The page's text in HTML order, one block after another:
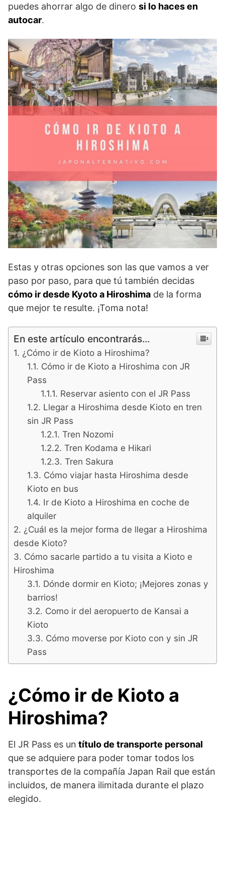
puedes ahorrar algo de dinero si lo haces en
autocar.
Estas y otras opciones son las que vamos a ver
paso por paso, para que tú también decidas
cómo ir desde Kyoto a Hiroshima de la forma
que mejor te resulte. ¡Toma nota!
En este artículo encontrarás...
¿Cómo ir de Kioto a Hiroshima?
Cómo ir de Kioto a Hiroshima con JR
Pass
Reservar asiento con el JR Pass
Llegar a Hiroshima desde Kioto en tren
sin JR Pass
Tren Nozomi
Tren Kodama e Hikari
Tren Sakura
Cómo viajar hasta Hiroshima desde
Kioto en bus
Ir de Kioto a Hiroshima en coche de
alquiler
¿Cuál es la mejor forma de llegar a Hiroshima
desde Kioto?
Cómo sacarle partido a tu visita a Kioto e
Hiroshima
Dónde dormir en Kioto; ¡Mejores zonas y
barrios!
Como ir del aeropuerto de Kansai a
Kioto
Cómo moverse por Kioto con y sin JR
Pass
¿Cómo ir de Kioto a
Hiroshima?
El JR Pass es un título de transporte personal
que se adquiere para poder tomar todos los
transportes de la compañía Japan Rail que están
incluidos, de manera ilimitada durante el plazo
elegido.